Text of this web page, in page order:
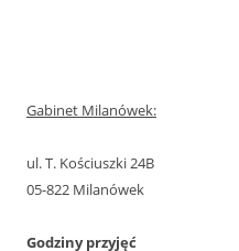
Gabinet Milanówek:
ul. T. Kościuszki 24B
05-822 Milanówek
Godziny przyjęć